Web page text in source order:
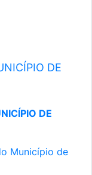
DE
DE
Município de